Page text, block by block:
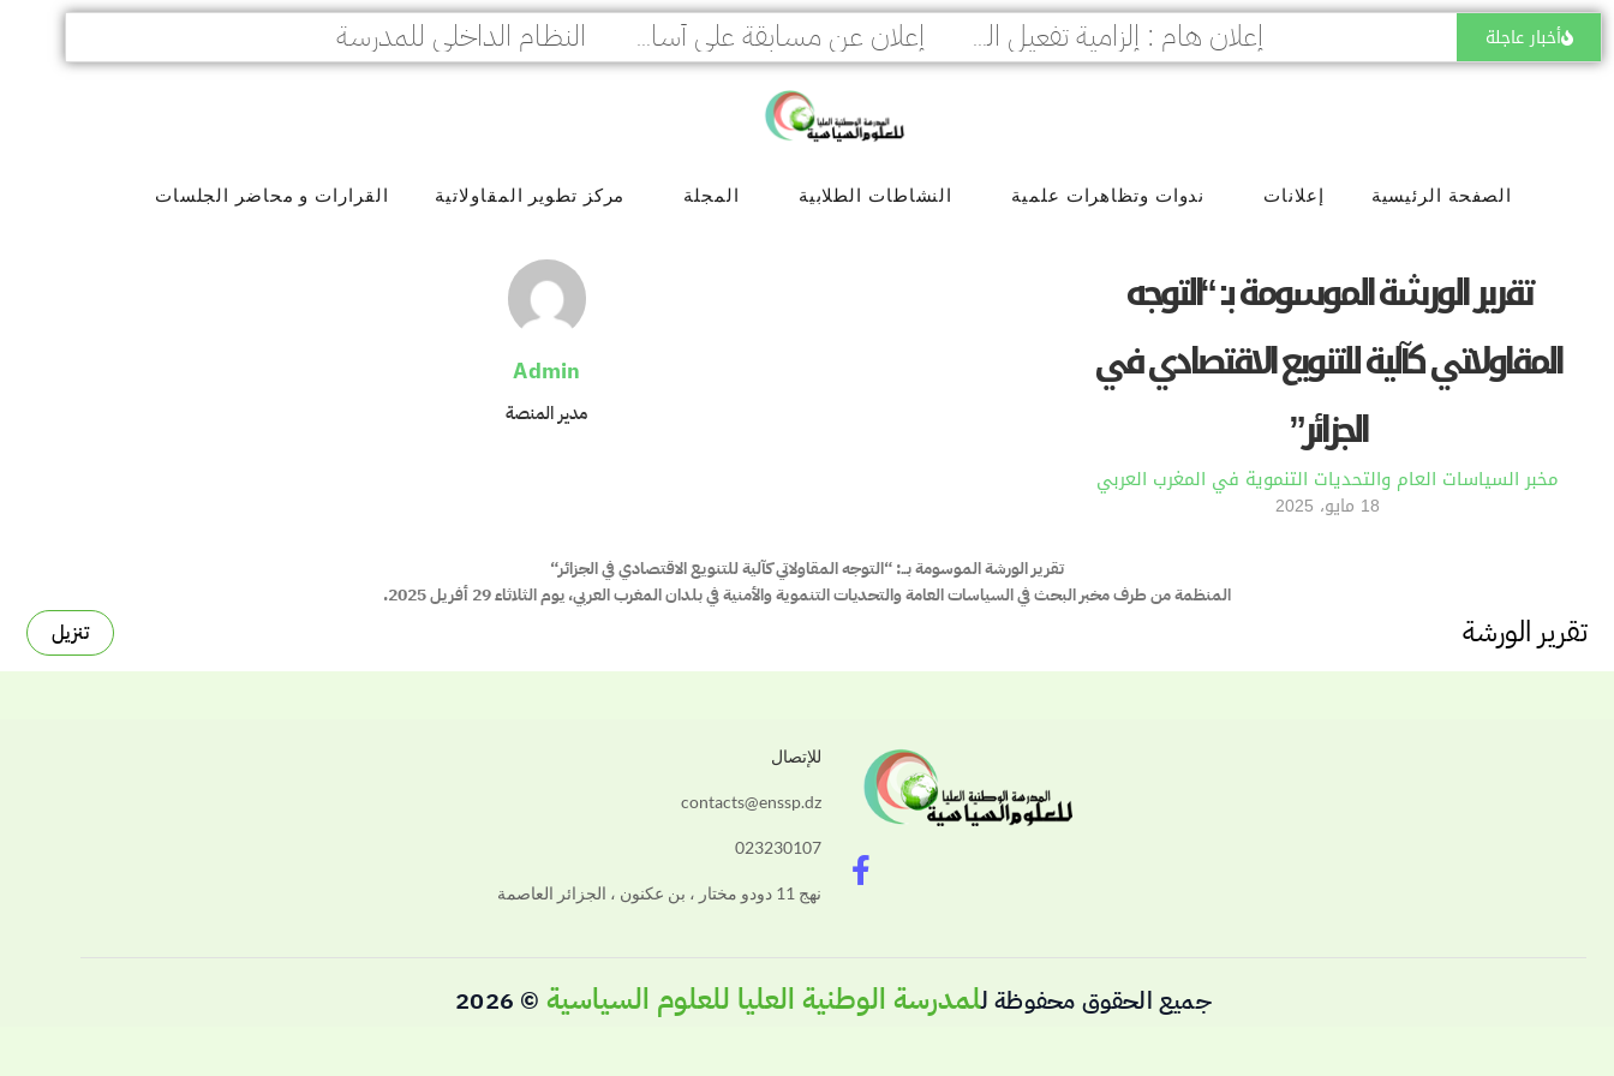
أخبار عاجلة إعلان هام : إلزامية تفعيل المصادقة الثنائية لمنصة PROGRES GRH إعلان عن مسابقة على أساس الامتحان المهني للترقية في عدة رتب النظام الداخلي للمدرسة
الصفحة الرئيسية إعلانات ندوات وتظاهرات علمية النشاطات الطلابية المجلة مركز تطوير المقاولاتية القرارات و محاضر الجلسات
تقرير الورشة الموسومة بــ: “التوجه
المقاولاتي كآلية للتنويع الاقتصادي في
الجزائر”
مخبر السياسات العام والتحديات التنموية في المغرب العربي
18 مايو، 2025
Admin
مدير المنصة
تقرير الورشة الموسومة بــ: “التوجه المقاولاتي كآلية للتنويع الاقتصادي في الجزائر“
المنظمة من طرف مخبر البحث في السياسات العامة والتحديات التنموية والأمنية في بلدان المغرب العربي، يوم الثلاثاء 29 أفريل 2025.
تقرير الورشة تنزيل
F
a
e
b
o
للإتصال
contacts@enssp.dz
023230107
نهج 11 دودو مختار ، بن عكنون ، الجزائر العاصمة
جميع الحقوق محفوظة للمدرسة الوطنية العليا للعلوم السياسية © 2026